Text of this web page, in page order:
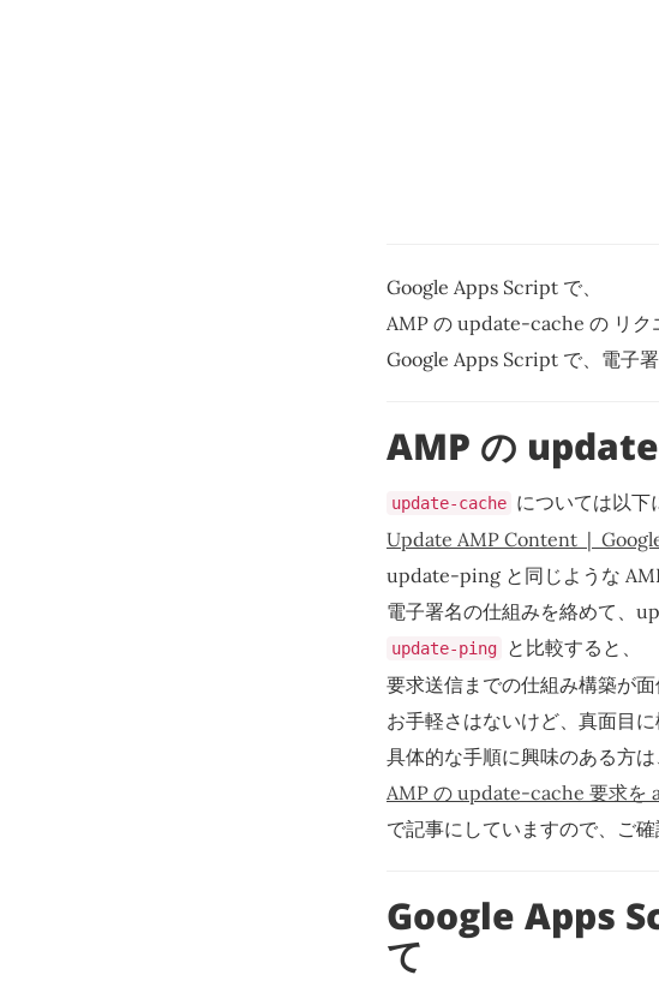
Google Apps Script で、
AMP の update-cache の リク
Google Apps Script で、電子
AMP の
update-cache については以下
Update AMP Content |
update-ping と同じような
電子署名の仕組みを絡めて、
update-ping
と比較すると、
要求送信までの仕組み構築が
お手軽さはないけど、真面目
具体的な手順に興味のある方は
AMP の update-cache 要求を
で記事にしていますので、ご確
Google Apps
て